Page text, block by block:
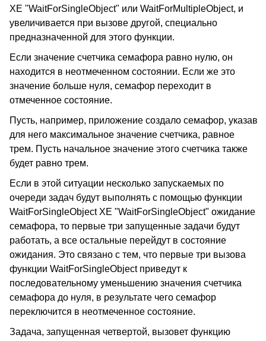
XE "WaitForSingleObject" или WaitForMultipleObject, и
увеличивается при вызове другой, специально
предназначенной для этого функции.
Если значение счетчика семафора равно нулю, он
находится в неотмеченном состоянии. Если же это
значение больше нуля, семафор переходит в
отмеченное состояние.
Пусть, например, приложение создало семафор, указав
для него максимальное значение счетчика, равное
трем. Пусть начальное значение этого счетчика также
будет равно трем.
Если в этой ситуации несколько запускаемых по
очереди задач будут выполнять с помощью функции
WaitForSingleObject XE "WaitForSingleObject" ожидание
семафора, то первые три запущенные задачи будут
работать, а все остальные перейдут в состояние
ожидания. Это связано с тем, что первые три вызова
функции WaitForSingleObject приведут к
последовательному уменьшению значения счетчика
семафора до нуля, в результате чего семафор
переключится в неотмеченное состояние.
Задача, запущенная четвертой, вызовет функцию